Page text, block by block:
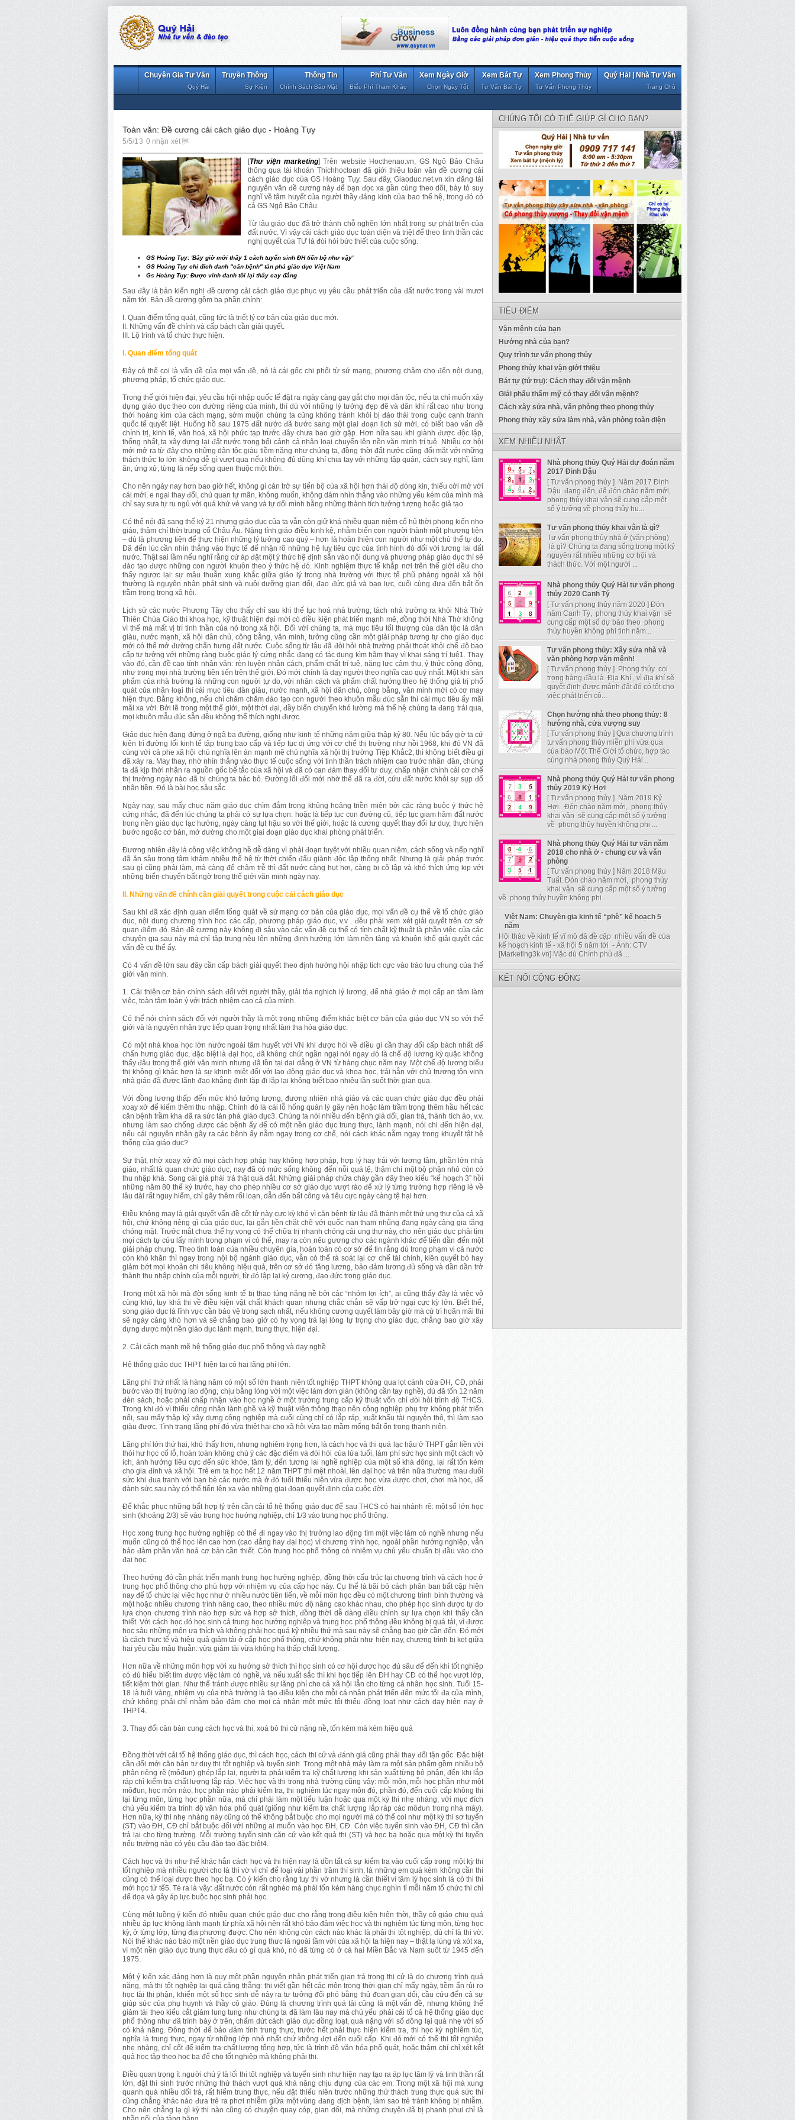
Quý Hải | Nhà Tư Vấn
Trang Chủ
Xem Phong Thủy
Tư Vấn Phong Thủy
Xem Bát Tự
Tư Vấn Bát Tự
Xem Ngày Giờ
Chọn Ngày Tốt
Phí Tư Vấn
Biểu Phí Tham Khảo
Thông Tin
Chính Sách Bảo Mật
Truyền Thông
Sự Kiện
Chuyên Gia Tư Vấn
Quý Hải
Toàn văn: Đề cương cải cách giáo dục - Hoàng Tụy
5/5/13 0 nhận xét
[Thư viện marketing] Trên website Hocthenao.vn, GS Ngô Bảo Châu
thông qua tài khoản Thichhoctoan đã giới thiệu toàn văn đề cương cải
cách giáo dục của GS Hoàng Tụy. Sau đây, Giaoduc.net.vn xin đăng tải
nguyên văn đề cương này để bạn đọc xa gần cùng theo dõi, bày tỏ suy
nghĩ về tâm huyết của người thầy đáng kính của bao thế hệ, trong đó có
cả GS Ngô Bảo Châu.
Từ lâu giáo dục đã trở thành chỗ nghẽn lớn nhất trong sự phát triển của
đất nước. Vì vậy cải cách giáo dục toàn diện và triệt để theo tinh thần các
nghị quyết của TƯ là đòi hỏi bức thiết của cuộc sống.
GS Hoàng Tụy: 'Bây giờ mới thấy 1 cách tuyển sinh ĐH tiến bộ như vậy'
GS Hoàng Tụy chỉ đích danh "căn bệnh" tàn phá giáo dục Việt Nam
Gs Hoàng Tụy: Được vinh danh tôi lại thấy cay đắng
Sau đây là bản kiến nghị đề cương cải cách giáo dục phục vụ yêu cầu phát triển của đất nước trong vài mươi
năm tới. Bản đề cương gồm ba phần chính:
I. Quan điểm tổng quát, cũng tức là triết lý cơ bản của giáo dục mới.
II. Những vấn đề chính và cấp bách cần giải quyết.
III. Lộ trình và tổ chức thực hiện.
I. Quan điểm tổng quát
Đây có thể coi là vấn đề của mọi vấn đề, nó là cái gốc chi phối từ sứ mạng, phương châm cho đến nội dung,
phương pháp, tổ chức giáo dục.
Trong thế giới hiện đại, yêu cầu hội nhập quốc tế đặt ra ngày càng gay gắt cho mọi dân tộc, nếu ta chỉ muốn xây
dựng giáo dục theo con đường riêng của mình, thì dù với những lý tưởng đẹp đẽ và dân khí rất cao như trong
thời hoàng kim của cách mạng, sớm muộn chúng ta cũng không tránh khỏi bị đào thải trong cuộc cạnh tranh
quốc tế quyết liệt. Huống hồ sau 1975 đất nước đã bước sang một giai đoạn lịch sử mới, có biết bao vấn đề
chính trị, kinh tế, văn hoá, xã hội phức tạp trước đây chưa bao giờ gặp. Hơn nữa sau khi giành được độc lập,
thống nhất, ta xây dựng lại đất nước trong bối cảnh cả nhân loại chuyển lên nền văn minh trí tuệ. Nhiều cơ hội
mới mở ra từ đây cho những dân tộc giàu tiềm năng như chúng ta, đồng thời đất nước cũng đối mặt với những
thách thức to lớn không dễ gì vượt qua nếu không đủ dũng khí chia tay với những tập quán, cách suy nghĩ, làm
ăn, ứng xử, từng là nếp sống quen thuộc một thời.
Cho nên ngày nay hơn bao giờ hết, không gì cản trở sự tiến bộ của xã hội hơn thái độ đóng kín, thiếu cởi mở với
cái mới, e ngại thay đổi, chủ quan tự mãn, không muốn, không dám nhìn thẳng vào những yếu kém của mình mà
chỉ say sưa tự ru ngủ với quá khứ vẻ vang và tự dối mình bằng những thành tích tưởng tượng hoặc giả tạo.
Có thể nói đã sang thế kỷ 21 nhưng giáo dục của ta vẫn còn giữ khá nhiều quan niệm cổ hủ thời phong kiến nho
giáo, thậm chí thời trung cổ Châu Âu. Nặng tính giáo điều kinh kệ, nhằm biến con người thành một phương tiện
– dù là phương tiện để thực hiện những lý tưởng cao quý – hơn là hoàn thiện con người như một chủ thể tự do.
Đã đến lúc cần nhìn thẳng vào thực tế để nhận rõ những hệ luỵ tiêu cực của tình hình đó đối với tương lai dất
nước. Thật sai lầm nếu nghĩ rằng cứ áp đặt một ý thức hệ định sẵn vào nội dung và phương pháp giáo dục thì sẽ
đào tạo được những con người khuôn theo ý thức hệ đó. Kinh nghiệm thực tế khắp nơi trên thế giới đều cho
thấy ngược lại: sự mâu thuẫn xung khắc giữa giáo lý trong nhà trường với thực tế phũ phàng ngoài xã hội
thường là nguyên nhân phát sinh và nuôi dưỡng gian dối, đạo đức giả và bạo lực, cuối cùng đưa đến bất ổn
trầm trọng trong xã hội.
Lịch sử các nước Phương Tây cho thấy chỉ sau khi thế tục hoá nhà trường, tách nhà trường ra khỏi Nhà Thờ
Thiên Chúa Giáo thì khoa học, kỹ thuật hiện đại mới có điều kiện phát triển mạnh mẽ, đồng thời Nhà Thờ không
vì thế mà mất vị trí tinh thần của nó trong xã hội. Đối với chúng ta, mà mục tiêu tối thượng của dân tộc là dân
giàu, nước mạnh, xã hội dân chủ, công bằng, văn minh, tưởng cũng cần một giải pháp tương tự cho giáo dục
mới có thể mở đường chấn hưng đất nước. Cuộc sống từ lâu đã đòi hỏi nhà trường phải thoát khỏi chế độ bao
cấp tư tưởng với những ràng buộc giáo lý cứng nhắc đang có tác dụng kìm hãm thay vì khai sáng trí tuệ1. Thay
vào đó, cần đề cao tính nhân văn: rèn luyện nhân cách, phẩm chất trí tuệ, năng lực cảm thụ, ý thức cộng đồng,
như trong mọi nhà trường tiên tiến trên thế giới. Đó mới chính là dạy người theo nghĩa cao quý nhất. Một khi sản
phẩm của nhà trường là những con người tự do, với nhân cách và phẩm chất hướng theo hệ thống giá trị phổ
quát của nhân loại thì cái mục tiêu dân giàu, nước mạnh, xã hội dân chủ, công bằng, văn minh mới có cơ may
hiện thực. Bằng không, nếu chỉ chăm chăm đào tạo con người theo khuôn mẫu đúc sẵn thì cái mục tiêu ấy mãi
mãi xa vời. Bởi lẽ trong một thế giới, một thời đại, đầy biến chuyển khó lường mà thế hệ chúng ta đang trải qua,
mọi khuôn mẫu đúc sẵn đều không thể thích nghi được.
Giáo dục hiện đang đứng ở ngã ba đường, giống như kinh tế những năm giữa thập kỷ 80. Nếu lúc bấy giờ ta cứ
kiên trì đường lối kinh tế tập trung bao cấp và tiếp tục dị ứng với cơ chế thị trường như hồi 1968, khi đó VN đã
cùng với cả phe xã hội chủ nghĩa lên án mạnh mẽ chủ nghĩa xã hội thị trường Tiệp Khắc2, thì không biết điều gì
đã xảy ra. May thay, nhờ nhìn thẳng vào thực tế cuộc sống với tinh thần trách nhiệm cao trước nhân dân, chúng
ta đã kịp thời nhận ra nguồn gốc bế tắc của xã hội và đã có can đảm thay đổi tư duy, chấp nhận chính cái cơ chế
thị trường ngày nào đã bị chúng ta bác bỏ. Đường lối đổi mới nhờ thế đã ra đời, cứu đất nước khỏi sự sụp đổ
nhãn tiền. Đó là bài học sâu sắc.
Ngày nay, sau mấy chục năm giáo dục chìm đắm trong khủng hoảng triền miên bởi các ràng buộc ý thức hệ
cứng nhắc, đã đến lúc chúng ta phải có sự lựa chọn: hoặc là tiếp tục con đường cũ, tiếp tục giam hãm đất nước
trong nền giáo dục lạc hướng, ngày càng tụt hậu so với thế giới, hoặc là cương quyết thay đổi tư duy, thực hiện
bước ngoặc cơ bản, mở đường cho một giai đoạn giáo dục khai phóng phát triển.
Đương nhiên đây là công việc không hề dễ dàng vì phải đoạn tuyệt với nhiều quan niệm, cách sống và nếp nghĩ
đã ăn sâu trong tâm khảm nhiều thế hệ từ thời chiến đấu giành độc lập thống nhất. Nhưng là giải pháp trước
sau gì cũng phải làm, mà càng để chậm trễ thì đất nước càng hụt hơi, càng bị cô lập và khó thích ứng kịp với
những biến chuyển bất ngờ trong thế giới văn minh ngày nay.
II. Những vấn đề chính cần giải quyết trong cuộc cải cách giáo dục
Sau khi đã xác định quan điểm tổng quát về sứ mạng cơ bản của giáo dục, mọi vấn đề cụ thể về tổ chức giáo
dục, nội dung chương trình học các cấp, phương pháp giáo dục, v.v . đều phải xem xét giải quyết trên cơ sở
quan điểm đó. Bản đề cương này không đi sâu vào các vấn đề cụ thể có tính chất kỹ thuật là phần việc của các
chuyên gia sau này mà chỉ tập trung nêu lên những định hướng lớn làm nền tảng và khuôn khổ giải quyết các
vấn đề cụ thể ấy.
Có 4 vấn đề lớn sau đây cần cấp bách giải quyết theo định hướng hội nhập tích cực vào trào lưu chung của thế
giới văn minh.
1. Cải thiện cơ bản chính sách đối với người thầy, giải tỏa nghịch lý lương, để nhà giáo ở mọi cấp an tâm làm
việc, toàn tâm toàn ý với trách nhiệm cao cả của mình.
Có thể nói chính sách đối với người thầy là một trong những điểm khác biệt cơ bản của giáo dục VN so với thế
giới và là nguyên nhân trực tiếp quan trọng nhất làm tha hóa giáo dục.
Có một nhà khoa học lớn nước ngoài tâm huyết với VN khi được hỏi về điều gì cần thay đổi cấp bách nhất để
chấn hưng giáo dục, đặc biệt là đại học, đã không chút ngần ngại nói ngay đó là chế độ lương kỳ quặc không
thấy đâu trong thế giới văn minh nhưng đã tồn tại dai dẳng ở VN từ hàng chục năm nay. Một chế độ lương biểu
thị không gì khác hơn là sự khinh miệt đối với lao động giáo dục và khoa học, trái hẳn với chủ trương tôn vinh
nhà giáo đã được lãnh đạo khẳng định lặp đi lặp lại không biết bao nhiêu lần suốt thời gian qua.
Với đồng lương thấp đến mức khó tưởng tượng, đương nhiên nhà giáo và các quan chức giáo dục đều phải
xoay xở để kiếm thêm thu nhập. Chính đó là cái lỗ hổng quản lý gây nên hoặc làm trầm trọng thêm hầu hết các
căn bệnh trầm kha đã ra sức tàn phá giáo dục3. Chúng ta nói nhiều đến bệnh giả dối, gian trá, thành tích ảo, v.v.
nhưng làm sao chống được các bệnh ấy để có một nền giáo dục trung thực, lành mạnh, nói chi đến hiện đại,
nếu cái nguyên nhân gây ra các bệnh ấy nằm ngay trong cơ chế, nói cách khác nằm ngay trong khuyết tật hệ
thống của giáo dục?
Sự thật, nhờ xoay xở đủ mọi cách hợp pháp hay không hợp pháp, hợp lý hay trái với lương tâm, phần lớn nhà
giáo, nhất là quan chức giáo dục, nay đã có mức sống không đến nỗi quá tệ, thậm chí một bộ phận nhỏ còn có
thu nhập khá. Song cái giá phải trả thật quá đắt. Những giải pháp chữa cháy gần đây theo kiểu “kế hoạch 3” hồi
những năm 80 thế kỷ trước, hay cho phép nhiều cơ sở giáo dục vượt rào để xử lý từng trường hợp riêng lẻ về
lâu dài rất nguy hiểm, chỉ gây thêm rối loạn, dẫn đến bất công và tiêu cực ngày càng tệ hại hơn.
Điều không may là giải quyết vấn đề cốt tử này cực kỳ khó vì căn bệnh từ lâu đã thành một thứ ung thư của cả xã
hội, chứ không riêng gì của giáo dục, lại gắn liền chặt chẽ với quốc nạn tham nhũng đang ngày càng gia tăng
chóng mặt. Trước mắt chưa thể hy vọng có thể chữa trị nhanh chóng cái ung thư này, cho nên giáo dục phải tìm
mọi cách tự cứu lấy mình trong phạm vi có thể, may ra còn nêu gương cho các ngành khác để tiến dần đến một
giải pháp chung. Theo tính toán của nhiều chuyên gia, hoàn toàn có cơ sở để tin rằng dù trong phạm vi cả nước
còn khó khăn thì ngay trong nội bộ ngành giáo dục, vẫn có thể rà soát lại cơ chế tài chính, kiên quyết bỏ hay
giảm bớt mọi khoản chi tiêu không hiệu quả, trên cơ sở đó tăng lương, bảo đảm lương đủ sống và dần dần trở
thành thu nhập chính của mỗi người, từ đó lập lại kỷ cương, đạo đức trong giáo dục.
Trong một xã hội mà đời sống kinh tế bị thao túng nặng nề bởi các “nhóm lợi ích”, ai cũng thấy đây là việc vô
cùng khó, tuy khả thi về điều kiện vật chất khách quan nhưng chắc chắn sẽ vấp trở ngại cực kỳ lớn. Biết thế,
song giáo dục là lĩnh vực cần bảo vệ trong sạch nhất, nếu không cương quyết làm bây giờ mà cứ trì hoãn mãi thì
sẽ ngày càng khó hơn và sẽ chẳng bao giờ có hy vọng trả lại lòng tự trọng cho giáo dục, chẳng bao giờ xây
dựng được một nền giáo dục lành mạnh, trung thực, hiện đại.
2. Cải cách mạnh mẽ hệ thống giáo dục phổ thông và dạy nghề
Hệ thống giáo dục THPT hiện tại có hai lãng phí lớn.
Lãng phí thứ nhất là hàng năm có một số lớn thanh niên tốt nghiệp THPT không qua lọt cánh cửa ĐH, CĐ, phải
bước vào thị trường lao động, chịu bằng lòng với một việc làm đơn giản (không cần tay nghề), dù đã tốn 12 năm
đèn sách, hoặc phải chấp nhận vào học nghề ở một trường trung cấp kỹ thuật vốn chỉ đòi hỏi trình độ THCS.
Trong khi đó vì thiếu công nhân lành ghề và kỹ thuật viên thông thạo nên công nghiệp phụ trợ không phát triển
nổi, sau mấy thập kỷ xây dựng công nghiệp mà cuối cùng chỉ có lắp ráp, xuất khẩu tài nguyên thô, thì làm sao
giàu được. Tình trạng lãng phí đó vừa thiệt hại cho xã hội vừa tạo mầm mống bất ổn trong thanh niên.
Lãng phí lớn thứ hai, khó thấy hơn, nhưng nghiêm trọng hơn, là cách học và thi quá lạc hậu ở THPT gắn liền với
thói hư học cổ lỗ, hoàn toàn không chú ý các đặc điểm và đòi hỏi của lứa tuổi, làm phí sức học sinh một cách vô
ích, ảnh hưởng tiêu cực đến sức khỏe, tâm lý, đến tương lai nghề nghiệp của một số khá đông, lại rất tốn kém
cho gia đình và xã hội. Trẻ em ta học hết 12 năm THPT thì mệt nhoài, lên đại học và trên nữa thường mau đuối
sức khi đua tranh với bạn bè các nước mà ở đó tuổi thiếu niên vừa được học vừa được chơi, chơi mà học, để
dành sức sau này có thể tiến lên xa vào những giai đoạn quyết định của cuộc đời.
Để khắc phục những bất hợp lý trên cần cải tổ hệ thống giáo dục để sau THCS có hai nhánh rẽ: một số lớn học
sinh (khoảng 2/3) sẽ vào trung học hướng nghiệp, chỉ 1/3 vào trung học phổ thông.
Học xong trung học hướng nghiệp có thể đi ngay vào thị trường lao động tìm một việc làm có nghề nhưng nếu
muốn cũng có thể học lên cao hơn (cao đẳng hay đại học) vì chương trình học, ngoài phần hướng nghiệp, vẫn
bảo đảm phần văn hoá cơ bản cần thiết. Còn trung học phổ thông có nhiệm vụ chủ yếu chuẩn bị đầu vào cho
đại học.
Theo hướng đó cần phát triển mạnh trung học hướng nghiệp, đồng thời cấu trúc lại chương trình và cách học ở
trung học phổ thông cho phù hợp với nhiệm vụ của cấp học này. Cụ thể là bãi bỏ cách phân ban bất cập hiện
nay để tổ chức lại việc học như ở nhiều nước tiên tiến, về mỗi môn học đều có một chương trình bình thường và
một hoặc nhiều chương trình nâng cao, theo nhiều mức độ nâng cao khác nhau, cho phép học sinh được tự do
lựa chọn chương trình nào hợp sức và hợp sở thích, đồng thời dễ dàng điều chỉnh sự lựa chọn khi thấy cần
thiết. Với cách học đó học sinh cả trung học hướng nghiệp và trung học phổ thông đều không bị quá tải, vì được
học sâu những môn ưa thích và không phải học quá kỹ nhiều thứ mà sau này sẽ chẳng bao giờ cần đến. Đó mới
là cách thực tế và hiệu quả giảm tải ở cấp học phổ thông, chứ không phải như hiện nay, chương trình bị kẹt giữa
hai yêu cầu mâu thuẫn: vừa giảm tải vừa không hạ thấp chất lượng.
Hơn nữa về những môn hợp với xu hướng sở thích thì học sinh có cơ hội được học đủ sâu để đến khi tốt nghiệp
có đủ hiểu biết tìm được việc làm có nghề, và nếu xuất sắc thì khi học tiếp lên ĐH hay CĐ có thể học vượt lớp,
tiết kiệm thời gian. Như thế tránh được nhiều sự lãng phí cho cả xã hội lẫn cho từng cá nhân học sinh. Tuổi 15-
18 là tuổi vàng, nhiệm vụ của nhà trường là tạo điều kiện cho mỗi cá nhân phát triển đến mức tối đa của mình,
chứ không phải chỉ nhằm bảo đảm cho mọi cá nhân môt mức tối thiểu đồng loạt như cách dạy hiên nay ở
THPT4.
3. Thay đổi căn bản cung cách học và thi, xoá bỏ thi cử nặng nề, tốn kém mà kém hiệu quả
Đồng thời với cải tổ hệ thống giáo dục, thì cách học, cách thi cử và đánh giá cũng phải thay đổi tận gốc. Đặc biệt
cần đổi mới căn bản tư duy thi tốt nghiệp và tuyển sinh. Trong một nhà máy làm ra một sản phẩm gồm nhiều bộ
phận riêng rẽ (môđun) ghép lắp lại, người ta phải kiểm tra kỹ chất lượng khi sản xuất từng bộ phận, đến khi lắp
ráp chỉ kiểm tra chất lượng lắp ráp. Việc học và thi trong nhà trường cũng vậy: mỗi môn, mỗi học phần như một
môđun, học môn nào, học phần nào phải kiểm tra, thi nghiêm túc ngay môn đó, phần đó, đến cuối cấp không thi
lại từng môn, từng học phần nữa, mà chỉ phải làm một tiểu luận hoặc qua một kỳ thi nhẹ nhàng, với mục đích
chủ yếu kiểm tra trình độ văn hóa phổ quát (giống như kiểm tra chất lượng lắp ráp các môđun trong nhà máy).
Hơn nữa, kỳ thi nhẹ nhàng này cũng có thể không bắt buộc cho mọi người mà có thể coi như một kỳ thi sơ tuyển
(ST) vào ĐH, CĐ chỉ bắt buộc đối với những ai muốn vào học ĐH, CĐ. Còn việc tuyển sinh vào ĐH, CĐ thì cần
trả lại cho từng trường. Mỗi trường tuyển sinh căn cứ vào kết quả thi (ST) và học bạ hoặc qua một kỳ thi tuyển
nếu trường nào có yêu cầu đào tạo đặc biệt4.
Cách học và thi như thế khác hẳn cách học và thi hiện nay là dồn tất cả sự kiểm tra vào cuối cấp trong một kỳ thi
tốt nghiệp mà nhiều người cho là thi vờ vì chỉ để loại vài phần trăm thí sinh, là những em quá kém không cần thi
cũng có thể loại được theo học bạ. Có ý kiến cho rằng tuy thi vờ nhưng là cần thiết vì tâm lý học sinh là có thi thì
mới học tử tế5. Té ra là vậy: đất nước còn rất nghèo mà phải tốn kém hàng chục nghìn tỉ mỗi năm tổ chức thi chỉ
để dọa và gây áp lực buộc học sinh phải học.
Cùng một luồng ý kiến đó nhiều quan chức giáo dục cho rằng trong điều kiện hiện thời, thầy cô giáo chịu quá
nhiều áp lực không lành mạnh từ phía xã hội nên rất khó bảo đảm việc học và thi nghiêm túc từng môn, từng học
kỳ, ở từng lớp, từng địa phương được. Cho nên không còn cách nào khác là phải thi tôt nghiệp, dù chỉ là thi vờ.
Nói thế khác nào bảo một nền giáo dục trung thưc là ngoài tầm với của xã hội ta hiện nay – thật lạ lùng và xót xa,
vì một nền giáo dục trung thực đâu có gì quá khó, nó đã từng có ở cả hai Miền Bắc và Nam suôt từ 1945 đến
1975.
Một ý kiến xác đáng hơn là quy một phần nguyên nhân phát triển gian trá trong thi cử là do chương trình quá
nặng, mà thi tốt nghiệp lại quá căng thẳng: thi viết gần hết các môn trong thời gian chỉ mấy ngày, tiềm ẩn rủi ro
học tài thi phận, khiến một số học sinh dễ nảy ra tư tưởng đối phó bằng thủ đoạn gian dối, cầu cứu đến cả sự
giúp sức của phụ huynh và thầy cô giáo. Đúng là chương trình quá tải cũng là một vấn đề, nhưng không thể
giảm tải theo kiểu cắt giảm lung tung như chúng ta đã làm lâu nay mà chủ yếu phải cải tổ cả hệ thống giáo dục
phổ thông như đã trình bày ở trên, chấm dứt cách giáo dục đồng loạt, quá nặng với số đông lại quá nhẹ với số
có khả năng. Đông thời để bảo đảm tính trung thực, trước hết phải thực hiện kiểm tra, thi học kỳ nghiêm túc,
nghĩa là trung thực, ngay từ những lớp nhỏ nhất chứ không đợi đến cuối cấp. Khi đó mới có thể thi tốt nghiệp
nhẹ nhàng, chỉ cốt để kiểm tra chất lượng tổng hợp, tức là trình độ văn hóa phổ quát, hoặc thậm chí chỉ xét kết
quả học tập theo học bạ để cho tốt nghiệp mà không phải thi.
Điều quan trọng ít người chú ý là lối thi tôt nghiệp và tuyển sinh như hiện nay tạo ra áp lực tâm lý và tinh thần rất
lớn, đặt thí sinh trước những thử thách vượt quá khả năng chịu đựng của các em. Trong một xã hội mà xung
quanh quá nhiều dối trá, rất hiếm trung thực, nếu đặt thiếu niên trước những thử thách trung thực quá sức thì
cũng chẳng khác nào đưa trẻ ra phơi nhiễm giữa một vùng đang dịch bệnh, làm sao trẻ tránh không bị nhiễm.
Cho nên chẳng lạ gì kỳ thi nào cũng có chuyện quay cóp, gian dối, mà những chuyện đã bị phanh phui chỉ là
CHÚNG TÔI CÓ THỂ GIÚP GÌ CHO BẠN?
TIÊU ĐIỂM
Vận mệnh của bạn
Hướng nhà của bạn?
Quy trình tư vấn phong thủy
Phong thủy khai vận giới thiệu
Bát tự (tứ trụ): Cách thay đổi vận mệnh
Giải phẩu thẩm mỹ có thay đổi vận mệnh?
Cách xây sửa nhà, văn phòng theo phong thủy
Phong thủy xây sửa làm nhà, văn phòng toàn diện
XEM NHIỀU NHẤT
Nhà phong thủy Quý Hải dự đoán năm
2017 Đinh Dậu
[ Tư vấn phong thủy ] Năm 2017 Đinh
Dậu đang đến, để đón chào năm mới,
phong thủy khai vận sẽ cung cấp một
số ý tưởng về phong thủy hu...
Tư vấn phong thủy khai vận là gì?
Tư vấn phong thủy nhà ở (văn phòng)
là gì? Chúng ta đang sống trong một kỷ
nguyên rất nhiều những cơ hội và
thách thức. Với một người ...
Nhà phong thủy Quý Hải tư vấn phong
thủy 2020 Canh Tý
[ Tư vấn phong thủy năm 2020 ] Đón
năm Canh Tý, phong thủy khai vận sẽ
cung cấp một số dự báo theo phong
thủy huyền không phi tinh năm...
Tư vấn phong thủy: Xây sửa nhà và
văn phòng hợp vận mệnh!
[ Tư vấn phong thủy ] Phong thủy coi
trọng hàng đầu là Địa Khí , vì địa khí sẽ
quyết định được mảnh đất đó có tốt cho
việc phát triển cô...
Chọn hướng nhà theo phong thủy: 8
hướng nhà, cửa vượng suy
[ Tư vấn phong thủy ] Qua chương trình
tư vấn phong thủy miễn phí vừa qua
của báo Một Thế Giới tổ chức, hợp tác
cùng nhà phong thủy Quý Hải...
Nhà phong thủy Quý Hải tư vấn phong
thủy 2019 Kỷ Hợi
[ Tư vấn phong thủy ] Năm 2019 Kỷ
Hợi. Đón chào năm mới, phong thủy
khai vận sẽ cung cấp một số ý tưởng
về phong thủy huyền không phi ...
Nhà phong thủy Quý Hải tư vấn năm
2018 cho nhà ở - chung cư và văn
phòng
[ Tư vấn phong thủy ] Năm 2018 Mậu
Tuất. Đón chào năm mới, phong thủy
khai vận sẽ cung cấp một số ý tưởng
về phong thủy huyền không phi...
Việt Nam: Chuyên gia kinh tế “phê” kế hoạch 5
năm
Hội thảo về kinh tế vĩ mô đã đề cập nhiều vấn đề của
kế hoạch kinh tế - xã hội 5 năm tới - Ảnh: CTV
[Marketing3k.vn] Mặc dù Chính phủ đã ...
KẾT NỐI CỘNG ĐỒNG